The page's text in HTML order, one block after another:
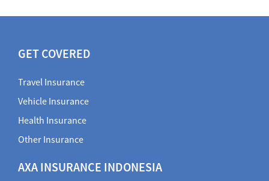
GET COVERED
Travel Insurance
Vehicle Insurance
Health Insurance
Other Insurance
AXA INSURANCE INDONESIA